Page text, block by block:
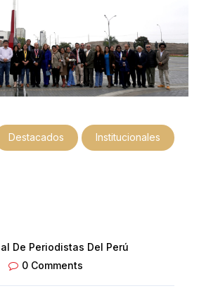
Destacados Institucionales
De Periodistas Del Perú
0 Comments